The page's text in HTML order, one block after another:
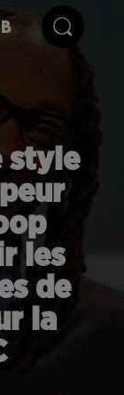
style
les
de
la